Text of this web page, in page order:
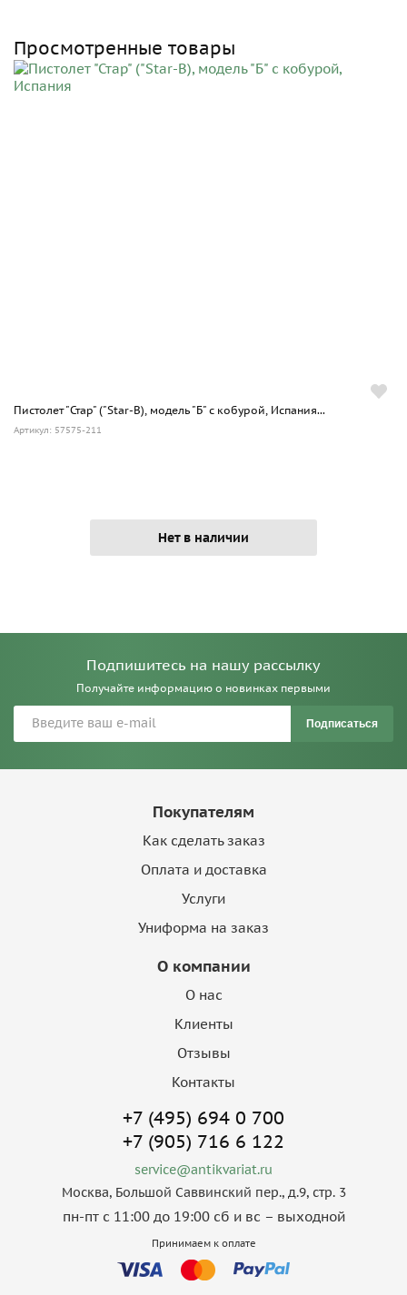
Просмотренные товары
Пистолет "Стар" ("Star-В), модель "Б" с кобурой, Испания...
Артикул: 57575-211
Нет в наличии
Подпишитесь на нашу рассылку
Получайте информацию о новинках первыми
Подписаться
Покупателям
Как сделать заказ
Оплата и доставка
Услуги
Униформа на заказ
О компании
О нас
Клиенты
Отзывы
Контакты
+7 (495) 694 0 700
+7 (905) 716 6 122
service@antikvariat.ru
Москва, Большой Саввинский пер., д.9, стр. 3
пн-пт с 11:00 до 19:00 сб и вс – выходной
Принимаем к оплате